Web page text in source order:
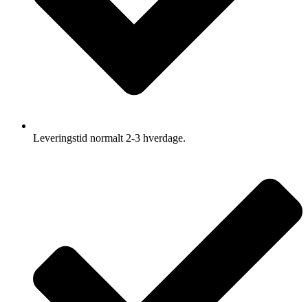
Leveringstid normalt 2-3 hverdage.